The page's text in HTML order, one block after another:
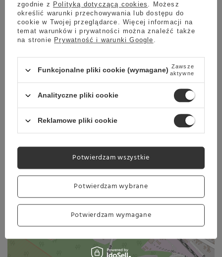
NIP:
8652432155
Nasz bank:
PKO Inteligo
Numer konta PKO BP:
180336447
Konesso.pl
37-403 Pysznica
×
zgodnie z Polityką dotyczącą cookies . Możesz
określić warunki przechowywania lub dostępu do
cookie w Twojej przeglądarce. Więcej informacji na
temat warunków i prywatności można znaleźć także
na stronie Prywatność i warunki Google .
Funkcjonalne pliki cookie (wymagane) Zawsze
aktywne
Analityczne pliki cookie
Reklamowe pliki cookie
Potwierdzam wybrane
Potwierdzam wymagane
Potwierdzam wszystkie